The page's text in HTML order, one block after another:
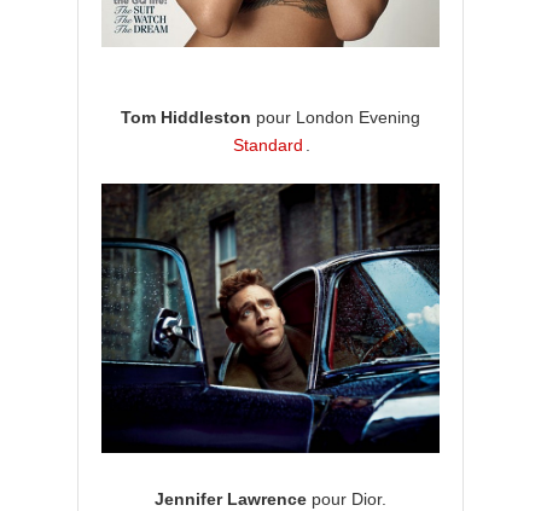
Tom Hiddleston pour London Evening
Standard .
Jennifer Lawrence pour Dior.